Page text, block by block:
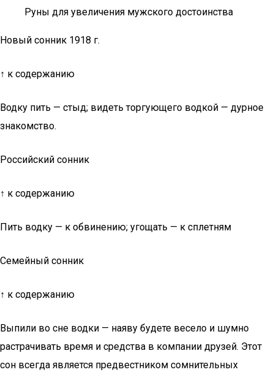
Руны для увеличения мужского достоинства
Новый сонник 1918 г.
↑ к содержанию
Водку пить — стыд; видеть торгующего водкой — дурное
знакомство.
Российский сонник
↑ к содержанию
Пить водку — к обвинению; угощать — к сплетням
Семейный сонник
↑ к содержанию
Выпили во сне водки — наяву будете весело и шумно
растрачивать время и средства в компании друзей. Этот
сон всегда является предвестником сомнительных